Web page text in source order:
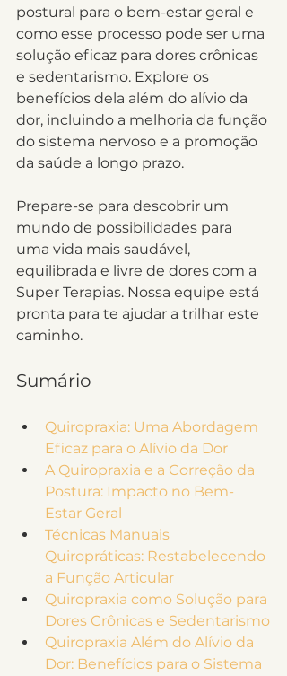
postural para o bem-estar geral e
como esse processo pode ser uma
solução eficaz para dores crônicas
e sedentarismo. Explore os
benefícios dela além do alívio da
dor, incluindo a melhoria da função
do sistema nervoso e a promoção
da saúde a longo prazo.
Prepare-se para descobrir um
mundo de possibilidades para
uma vida mais saudável,
equilibrada e livre de dores com a
Super Terapias. Nossa equipe está
pronta para te ajudar a trilhar este
caminho.
Sumário
Quiropraxia: Uma Abordagem
Eficaz para o Alívio da Dor
A Quiropraxia e a Correção da
Postura: Impacto no Bem-
Estar Geral
Técnicas Manuais
Quiropráticas: Restabelecendo
a Função Articular
Quiropraxia como Solução para
Dores Crônicas e Sedentarismo
Quiropraxia Além do Alívio da
Dor: Benefícios para o Sistema